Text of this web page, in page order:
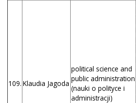
109. Klaudia Jagoda
political science and
public administration
(nauki o polityce i
administracji)